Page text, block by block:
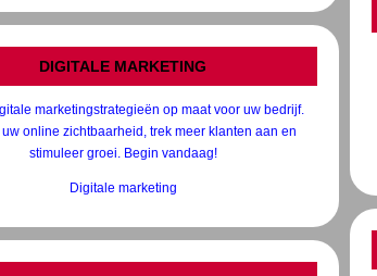
DIGITALE MARKETING
marketingstrategieën op maat voor uw bedrijf.
online zichtbaarheid, trek meer klanten aan en
stimuleer groei. Begin vandaag!
Digitale marketing